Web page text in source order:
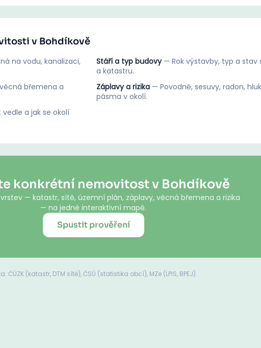
v Bohdíkově
na vodu, kanalizaci,
Stáří a typ budovy — Rok výstavby, typ a stav
a katastru.
břemena a
Záplavy a rizika — Povodně, sesuvy, radon,
pásma v okolí.
a jak se okolí
konkrétní nemovitost v Bohdíkově
— katastr, sítě, územní plán, záplavy, věcná břemena a rizika
— na jedné interaktivní mapě.
Spustit prověření
ČÚZK (katastr, DTM sítě), ČSÚ (statistika obcí), MZe (LPIS, BPEJ).